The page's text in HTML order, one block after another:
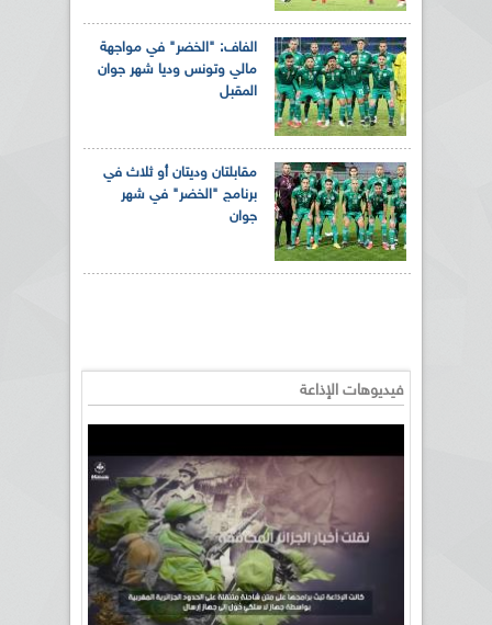
الفاف: "الخضر" في مواجهة
مالي وتونس وديا شهر جوان
المقبل
مقابلتان وديتان أو ثلاث في
برنامج "الخضر" في شهر
جوان
فيديوهات الإذاعة